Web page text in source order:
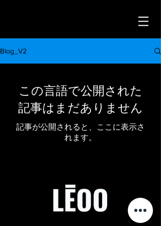
Blog_V2
この言語で公開された
記事はまだありません
記事が公開されると、ここに表示さ
れます。